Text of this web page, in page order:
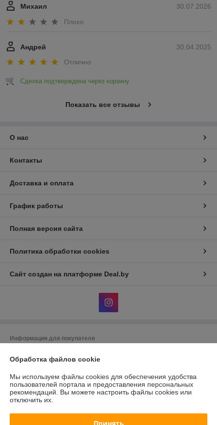
30.07.2026
Михаил
Плохо
30.04.2025
Андрей
Отлично
Сделка подтверждена через корзину
Показать все отзывы
О нас
Контакты
Доставка и оплата
График работы
Полная версия сайта
Политика обработки cookies
Сайт создан на платформе Deal.by
Информация для покупателя
"АльгоТрейд"
вход с правого торца здания)
Регистрационный номер ЕГР: 591019949
Регистрационный орган: Гродненский городской исполнительный
Обработка файлов cookie
Мы используем файлы cookies для обеспечения удобства
пользователей портала и предоставления персональных
рекомендаций. Вы можете настроить файлы cookies или
отключить их.
Принять